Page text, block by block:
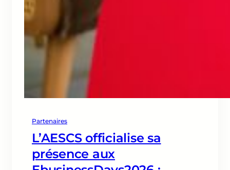
Partenaires
L’AESCS officialise sa
présence aux